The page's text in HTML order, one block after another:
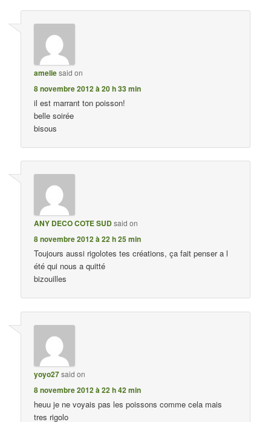
ameliesaid on
8 novembre 2012 à 20 h 33 min
il est marrant ton poisson!
belle soirée
bisous
ANY DECO COTE SUDsaid on
8 novembre 2012 à 22 h 25 min
Toujours aussi rigolotes tes créations, ça fait penser a l
été qui nous a quitté
bizouilles
yoyo27said on
8 novembre 2012 à 22 h 42 min
heuu je ne voyais pas les poissons comme cela mais
tres rigolo